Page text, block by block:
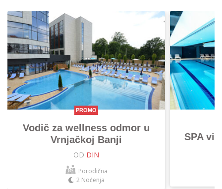
PROMO
Vodič za wellness odmor u
Vrnjačkoj Banji
OD DIN
Porodična
2 Noćenja
SPA